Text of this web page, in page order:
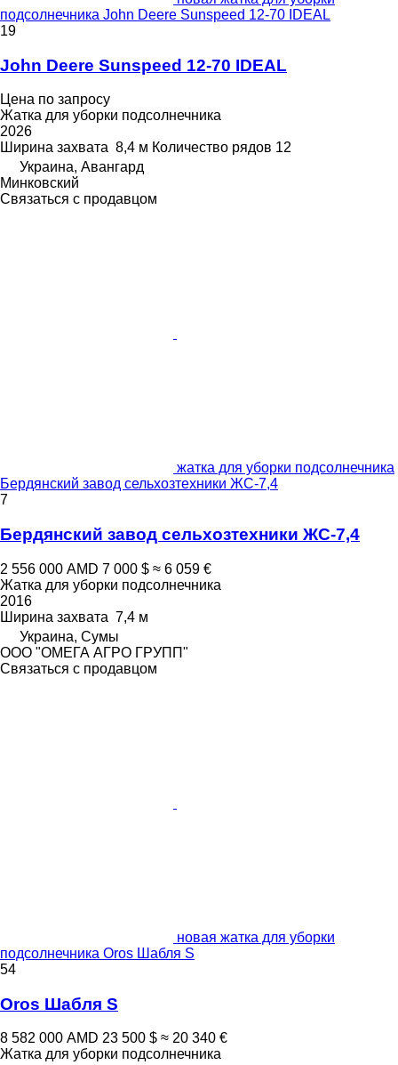
подсолнечника John Deere Sunspeed 12-70 IDEAL
19
John Deere Sunspeed 12-70 IDEAL
Цена по запросу
Жатка для уборки подсолнечника
2026
Ширина захвата 8,4 м Количество рядов 12
Украина, Авангард
Минковский
Связаться с продавцом
жатка для уборки подсолнечника
Бердянский завод сельхозтехники ЖС-7,4
7
Бердянский завод сельхозтехники ЖС-7,4
2 556 000 AMD 7 000 $ ≈ 6 059 €
Жатка для уборки подсолнечника
2016
Ширина захвата 7,4 м
Украина, Сумы
ООО "ОМЕГА АГРО ГРУПП"
Связаться с продавцом
новая жатка для уборки
подсолнечника Oros Шабля S
54
Oros Шабля S
8 582 000 AMD 23 500 $ ≈ 20 340 €
Жатка для уборки подсолнечника